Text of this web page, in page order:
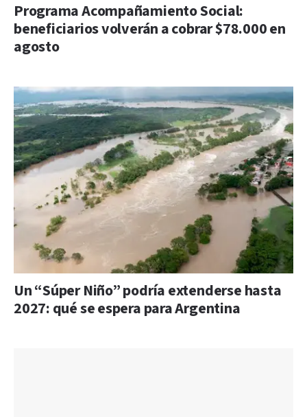
Programa Acompañamiento Social:
beneficiarios volverán a cobrar $78.000 en
agosto
Un “Súper Niño” podría extenderse hasta
2027: qué se espera para Argentina